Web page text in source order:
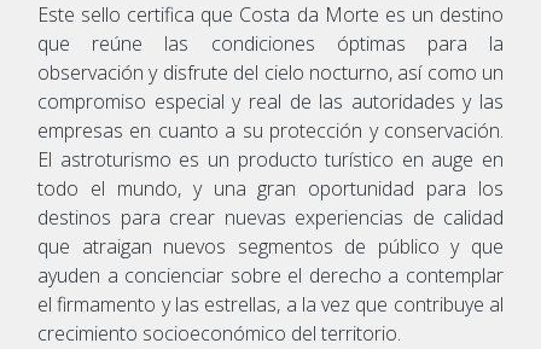
Este sello certifica que Costa da Morte es un destino
que reúne las condiciones óptimas para la
observación y disfrute del cielo nocturno, así como un
compromiso especial y real de las autoridades y las
empresas en cuanto a su protección y conservación.
El astroturismo es un producto turístico en auge en
todo el mundo, y una gran oportunidad para los
destinos para crear nuevas experiencias de calidad
que atraigan nuevos segmentos de público y que
ayuden a concienciar sobre el derecho a contemplar
el firmamento y las estrellas, a la vez que contribuye al
crecimiento socioeconómico del territorio.